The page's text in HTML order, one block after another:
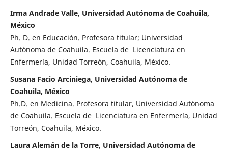
Irma Andrade Valle, Universidad Autónoma de Coahuila,
México
Ph. D. en Educación. Profesora titular; Universidad
Autónoma de Coahuila. Escuela de Licenciatura en
Enfermería, Unidad Torreón, Coahuila, México.
Susana Facio Arciniega, Universidad Autónoma de
Coahuila, México
Ph.D. en Medicina. Profesora titular, Universidad Autónoma
de Coahuila. Escuela de Licenciatura en Enfermería, Unidad
Torreón, Coahuila, México.
Laura Alemán de la Torre, Universidad Autónoma de